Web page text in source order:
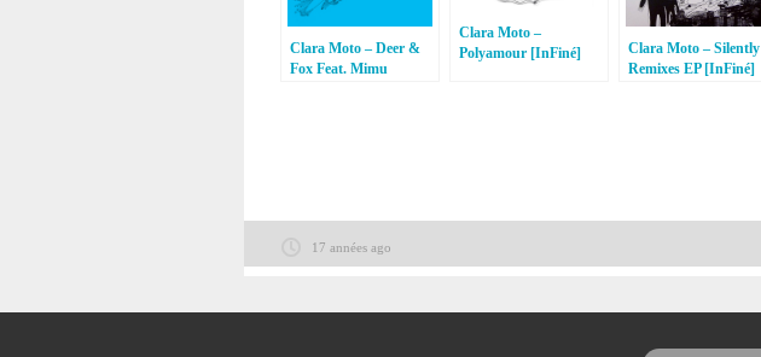
Clara Moto – Deer &
Fox Feat. Mimu
Clara Moto –
Polyamour [InFiné]
Clara Moto – Silently
Remixes EP [InFiné]
17 années ago